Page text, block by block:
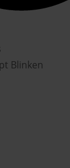
Blinken